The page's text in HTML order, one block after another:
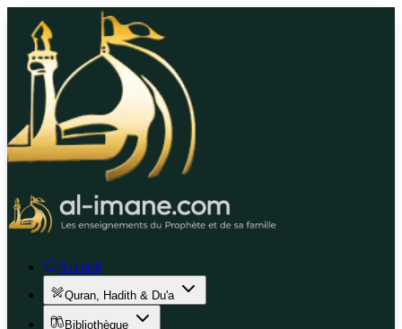
Accueil
Quran, Hadith & Du'a
Bibliothèque